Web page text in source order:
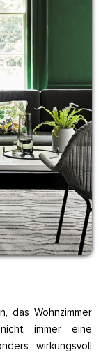
das Wohnzimmer
immer eine
wirkungsvoll